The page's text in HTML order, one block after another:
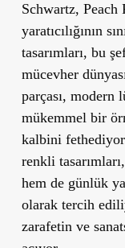
Schwartz,
yaratıcılığının
tasarımları, bu
mücevher
parçası, modern
mükemmel bir
kalbini
renkli
hem de günlük
olarak tercih
zarafetin ve